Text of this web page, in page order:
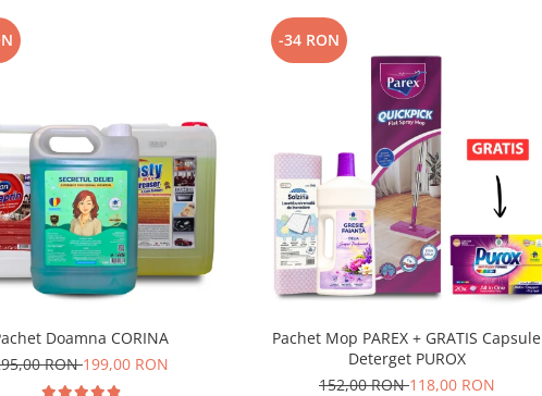
Doamna CORINA
RON199,00 RON
-34 RON
Pachet Mop PAREX + GRATIS Capsule
Deterget PUROX
152,00 RON118,00 RON